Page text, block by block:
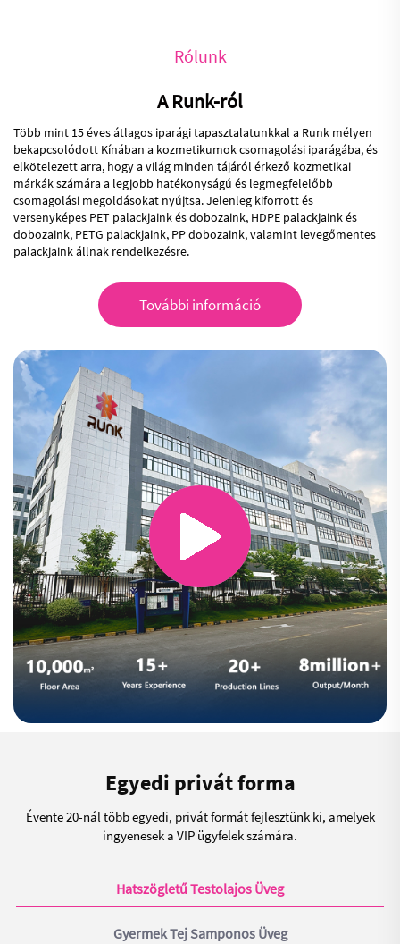
Rólunk
A Runk-ról
Több mint 15 éves átlagos iparági tapasztalatunkkal a Runk mélyen
bekapcsolódott Kínában a kozmetikumok csomagolási iparágába, és
elkötelezett arra, hogy a világ minden tájáról érkező kozmetikai
márkák számára a legjobb hatékonyságú és legmegfelelőbb
csomagolási megoldásokat nyújtsa. Jelenleg kiforrott és
versenyképes PET palackjaink és dobozaink, HDPE palackjaink és
dobozaink, PETG palackjaink, PP dobozaink, valamint levegőmentes
palackjaink állnak rendelkezésre.
További információ
Egyedi privát forma
Évente 20-nál több egyedi, privát formát fejlesztünk ki, amelyek
ingyenesek a VIP ügyfelek számára.
Hatszögletű Testolajos Üveg
Gyermek Tej Samponos Üveg